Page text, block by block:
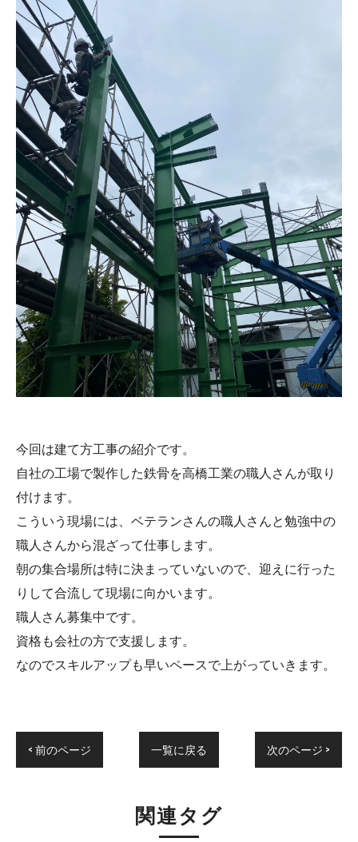
今回は建て方工事の紹介です。
自社の工場で製作した鉄骨を高橋工業の職人さんが取り
付けます。
こういう現場には、ベテランさんの職人さんと勉強中の
職人さんから混ざって仕事します。
朝の集合場所は特に決まっていないので、迎えに行った
りして合流して現場に向かいます。
職人さん募集中です。
資格も会社の方で支援します。
なのでスキルアップも早いペースで上がっていきます。
< 前のページ 一覧に戻る 次のページ >
関連タグ